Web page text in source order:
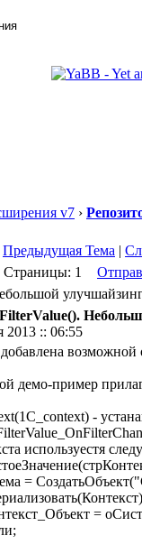
v7 ›
Предыдущая Тема |
Страницы: 1
:: 06:55
демо-пример
-
используестя
=
=